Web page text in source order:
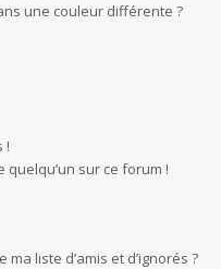
une couleur différente ?
!
sur ce forum !
liste d’amis et d’ignorés ?